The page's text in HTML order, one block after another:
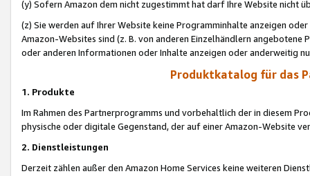
(y) Sofern Amazon dem nicht zugestimmt hat darf Ihre Website nicht
(z) Sie werden auf Ihrer Website keine Programminhalte anzeigen
Amazon-Websites sind (z. B. von anderen Einzelhändlern
oder anderen Informationen oder Inhalte anzeigen oder anderweitig
Produktkatalog für das
1. Produkte
Im Rahmen des Partnerprogramms und vorbehaltlich der in diesem
physische oder digitale Gegenstand, der auf einer Amazon-Website
2. Dienstleistungen
Derzeit zählen außer den Amazon Home Services keine weiteren